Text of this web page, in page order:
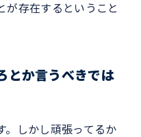
が存在するということ
とか言うべきでは
。しかし頑張ってるか